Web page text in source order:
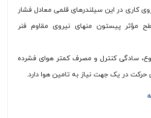
کاری در این سیلندرهای قلمی معادل فشار
مؤثر پیستون منهای نیروی مقاوم فنر
سادگی کنترل و مصرف کمتر هوای فشرده
حرکت در یک جهت نیاز به تامین هوا دارد.